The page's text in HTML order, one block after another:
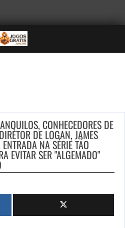
CONHECEDORES DE
DE LOGAN, JAMES
NA SÉRIE TÃO
EVITAR SER "ALGEMADO"